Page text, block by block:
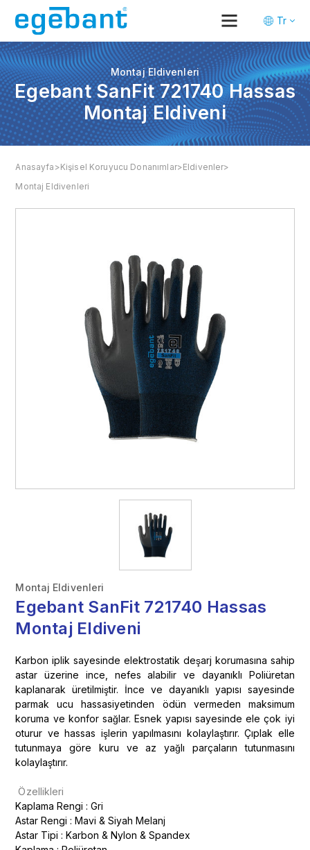
Tr
En
De
Montaj Eldivenleri
Egebant SanFit 721740 Hassas
Montaj Eldiveni
Anasayfa >Kişisel Koruyucu Donanımlar>Eldivenler>
Montaj Eldivenleri
Montaj Eldivenleri
Egebant SanFit 721740 Hassas
Montaj Eldiveni
Karbon iplik sayesinde elektrostatik deşarj korumasına sahip
astar üzerine ince, nefes alabilir ve dayanıklı Poliüretan
kaplanarak üretilmiştir. İnce ve dayanıklı yapısı sayesinde
parmak ucu hassasiyetinden ödün vermeden maksimum
koruma ve konfor sağlar. Esnek yapısı sayesinde ele çok iyi
oturur ve hassas işlerin yapılmasını kolaylaştırır. Çıplak elle
tutunmaya göre kuru ve az yağlı parçaların tutunmasını
kolaylaştırır.
Özellikleri
Kaplama Rengi : Gri
Astar Rengi : Mavi & Siyah Melanj
Astar Tipi : Karbon & Nylon & Spandex